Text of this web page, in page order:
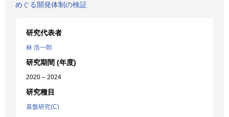
めぐる開発体制の検証
研究代表者
林 浩一郎
研究期間 (年度)
2020 – 2024
研究種目
基盤研究(C)